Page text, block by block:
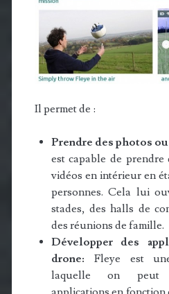
Il permet de :
Prendre des photos
est capable de
vidéos en intérieur en
personnes. Cela lui
stades, des halls de
des réunions de famille.
Développer des
drone: Fleye est
laquelle on peut